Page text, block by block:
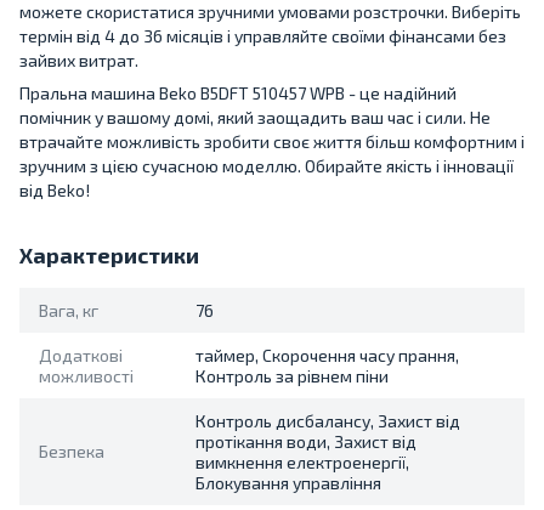
можете скористатися зручними умовами розстрочки. Виберіть
термін від 4 до 36 місяців і управляйте своїми фінансами без
зайвих витрат.
Пральна машина Beko B5DFT 510457 WPB - це надійний
помічник у вашому домі, який заощадить ваш час і сили. Не
втрачайте можливість зробити своє життя більш комфортним і
зручним з цією сучасною моделлю. Обирайте якість і інновації
від Beko!
Характеристики
Вага, кг 76
Додаткові
можливості
таймер, Скорочення часу прання,
Контроль за рівнем піни
Безпека
Контроль дисбалансу, Захист від
протікання води, Захист від
вимкнення електроенергії,
Блокування управління